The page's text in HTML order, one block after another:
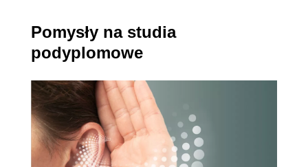
Pomysły na studia
podyplomowe